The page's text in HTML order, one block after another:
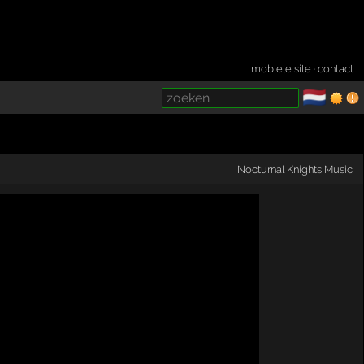
mobiele site ·contact
🇳🇱
Nocturnal Knights Music